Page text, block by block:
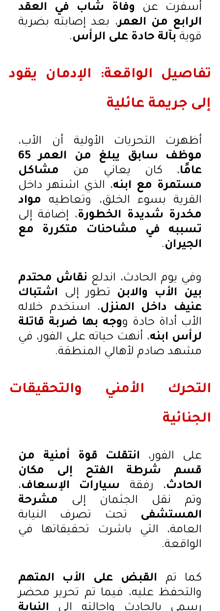
أسفرت عن وفاة شاب في العقد
الرابع من العمر، بعد إصابته بضربة
قوية بآلة حادة على الرأس.
تفاصيل الواقعة: الإدمان يقود
إلى جريمة عائلية
أظهرت التحريات الأولية أن الأب،
موظف سابق يبلغ من العمر 65
عامًا، كان يعاني من مشاكل
مستمرة مع ابنه، الذي اشتهر داخل
القرية بسوء الخلق، وتعاطيه مواد
مخدرة شديدة الخطورة، إضافة إلى
تسببه في مشاحنات متكررة مع
الجيران.
وفي يوم الحادث، اندلع نقاش محتدم
بين الأب والابن تطور إلى اشتباك
عنيف داخل المنزل، استخدم خلاله
الأب أداة حادة ووجه بها ضربة قاتلة
لرأس ابنه، أنهت حياته على الفور، في
مشهد صادم لأهالي المنطقة.
التحرك الأمني والتحقيقات
الجنائية
على الفور، انتقلت قوة أمنية من
قسم شرطة الفتح إلى مكان
الحادث، رفقة سيارات الإسعاف،
وتم نقل الجثمان إلى مشرحة
المستشفى تحت تصرف النيابة
العامة، التي باشرت تحقيقاتها في
الواقعة.
كما تم القبض على الأب المتهم
والتحفظ عليه، فيما تم تحرير محضر
رسمي بالحادث وإحالته إلى النيابة